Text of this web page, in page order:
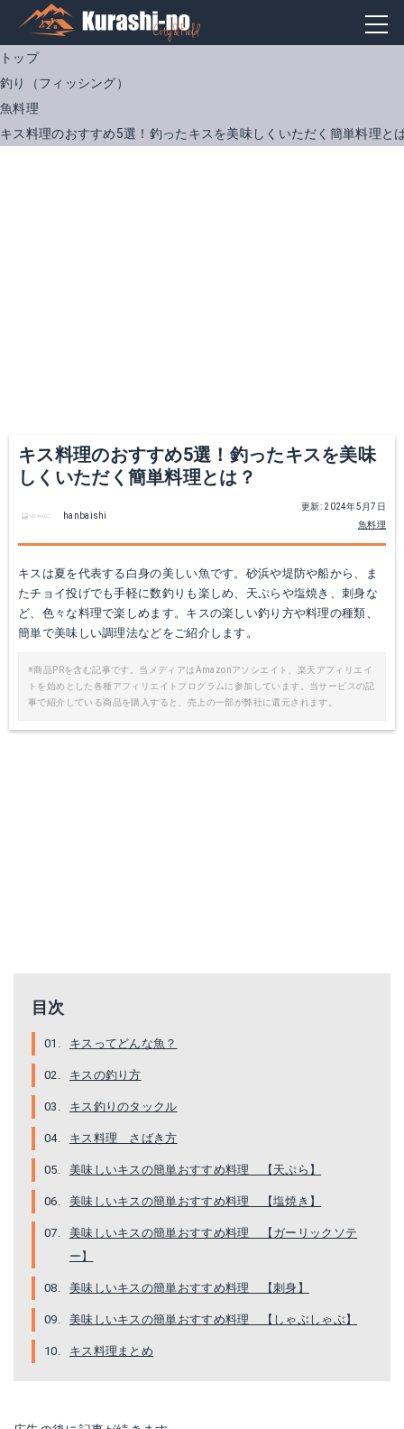
トップ
釣り（フィッシング）
魚料理
キス料理のおすすめ5選！釣ったキスを美味しくいただく簡単料理と
キス料理のおすすめ5選！釣ったキスを美味
しくいただく簡単料理とは？
更新: 2024年5月7日
魚料理
hanbaishi
キスは夏を代表する白身の美しい魚です。砂浜や堤防や船から、ま
たチョイ投げでも手軽に数釣りも楽しめ、天ぷらや塩焼き、刺身な
ど、色々な料理で楽しめます。キスの楽しい釣り方や料理の種類、
簡単で美味しい調理法などをご紹介します。
※商品PRを含む記事です。当メディアはAmazonアソシエイト、楽天アフィリエイ
トを始めとした各種アフィリエイトプログラムに参加しています。当サービスの記
事で紹介している商品を購入すると、売上の一部が弊社に還元されます。
目次
キスってどんな魚？
キスの釣り方
キス釣りのタックル
キス料理 さばき方
美味しいキスの簡単おすすめ料理 【天ぷら】
美味しいキスの簡単おすすめ料理 【塩焼き】
美味しいキスの簡単おすすめ料理 【ガーリックソテ
ー】
美味しいキスの簡単おすすめ料理 【刺身】
美味しいキスの簡単おすすめ料理 【しゃぶしゃぶ】
キス料理まとめ